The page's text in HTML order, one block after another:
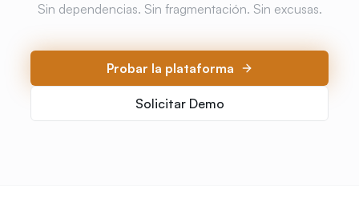
Sin dependencias. Sin fragmentación. Sin excusas.
Probar la plataforma
Solicitar Demo